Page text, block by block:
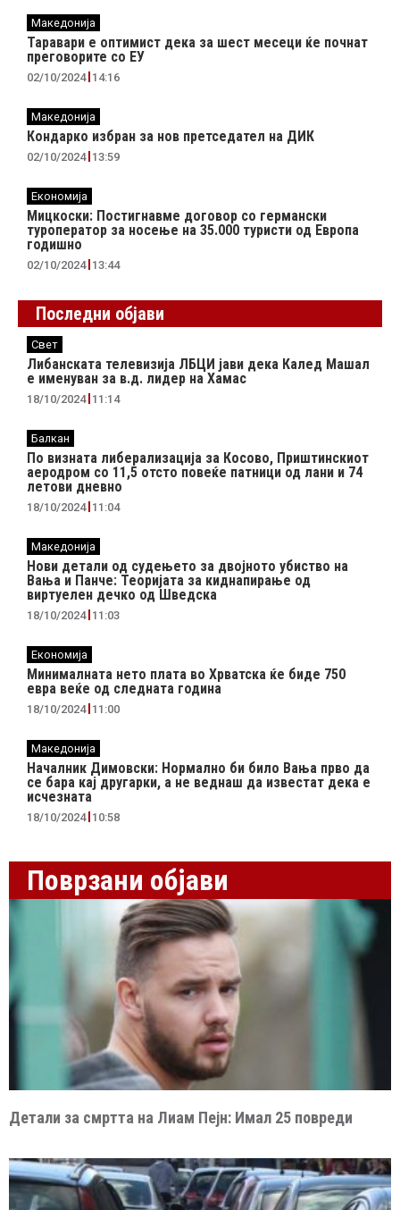
Македонија
Таравари e oптимист дека за шест месеци ќе почнат
преговорите со ЕУ
02/10/2024 14:16
Македонија
Кондарко избран за нов претседател на ДИК
02/10/2024 13:59
Економија
Мицкоски: Постигнавме договор со германски
туроператор за носење на 35.000 туристи од Европа
годишно
02/10/2024 13:44
Последни објави
Свет
Либанската телевизија ЛБЦИ јави дека Калед Машал
е именуван за в.д. лидер на Хамас
18/10/2024 11:14
Балкан
По визната либерализација за Косово, Приштинскиот
аеродром со 11,5 отсто повеќе патници од лани и 74
летови дневно
18/10/2024 11:04
Македонија
Нови детали од судењето за двојното убиство на
Вања и Панче: Теоријата за киднапирање од
виртуелен дечко од Шведска
18/10/2024 11:03
Економија
Минималната нето плата во Хрватска ќе биде 750
евра веќе од следната година
18/10/2024 11:00
Македонија
Началник Димовски: Нормално би било Вања прво да
се бара кај другарки, а не веднаш да известат дека е
исчезната
18/10/2024 10:58
Поврзани објави
Детали за смртта на Лиам Пејн: Имал 25 повреди